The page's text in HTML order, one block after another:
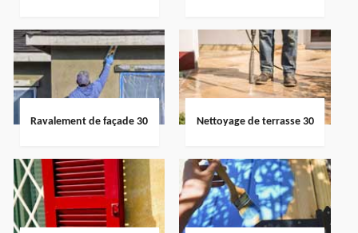
Ravalement de façade 30 Nettoyage de terrasse 30